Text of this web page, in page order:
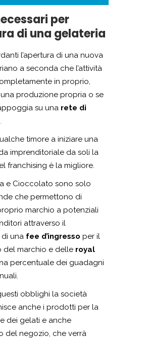
per
di una gelateria
l’apertura di una nuova
a seconda che l’attività
in proprio,
produzione propria o se
su una rete di
.
timore a iniziare una
imprenditoriale da soli la
franchising è la migliore.
e Cioccolato sono solo
che permettono di
marchio a potenziali
attraverso il
una fee d’ingresso per il
del marchio e delle royal
percentuale dei guadagni
obblighi la società
anche i prodotti per la
dei gelati e anche
del negozio, che verrà